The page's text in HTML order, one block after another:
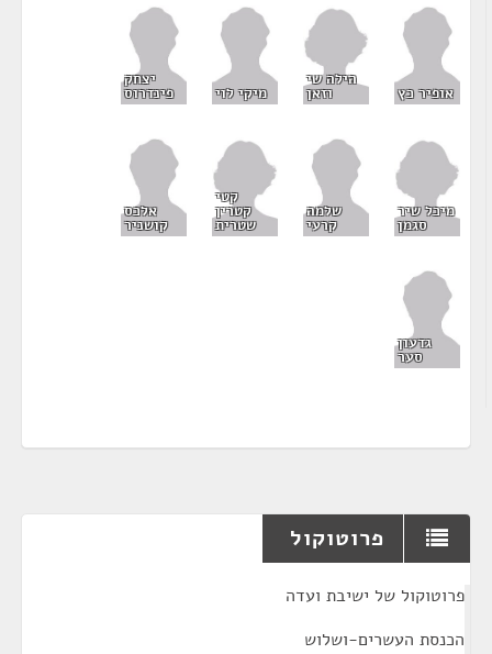
אופיר כץ
הילה שי
וזאן מיקי לוי
יצחק
פינדרוס
מיכל שיר
סגמן
שלמה
קרעי
קטי
קטרין
שטרית
אלכס
קושניר
גדעון
סער
פרוטוקול
פרוטוקול של ישיבת ועדה
הכנסת העשרים-ושלוש